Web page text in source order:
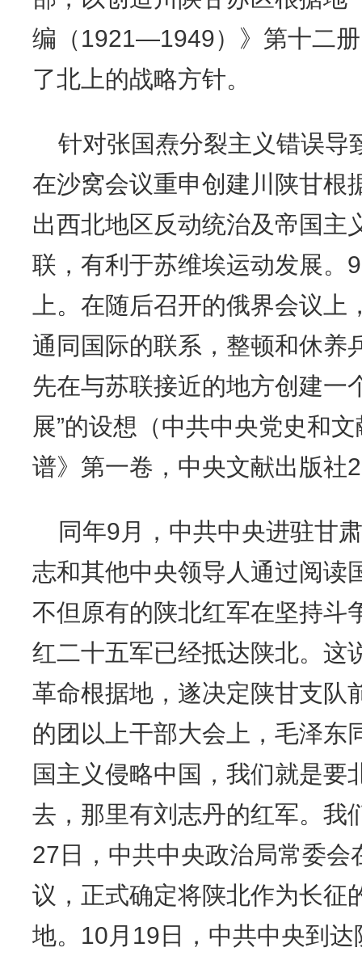
编（1921—1949）》第十二
了北上的战略方针。
针对张国焘分裂主义错误导
在沙窝会议重申创建川陕甘根
出西北地区反动统治及帝国主
联，有利于苏维埃运动发展。
上。在随后召开的俄界会议上
通同国际的联系，整顿和休养
先在与苏联接近的地方创建一
展”的设想（中共中央党史和
谱》第一卷，中央文献出版社
同年9月，中共中央进驻甘
志和其他中央领导人通过阅读
不但原有的陕北红军在坚持斗
红二十五军已经抵达陕北。这
革命根据地，遂决定陕甘支队
的团以上干部大会上，毛泽东
国主义侵略中国，我们就是要
去，那里有刘志丹的红军。我
27日，中共中央政治局常委
议，正式确定将陕北作为长征
地。10月19日，中共中央到